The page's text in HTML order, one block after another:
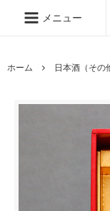
メニュー
ホーム 日本酒（その